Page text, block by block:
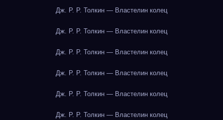
Дж. Р. Р. Толкин — Властелин колец
Дж. Р. Р. Толкин — Властелин колец
Дж. Р. Р. Толкин — Властелин колец
Дж. Р. Р. Толкин — Властелин колец
Дж. Р. Р. Толкин — Властелин колец
Дж. Р. Р. Толкин — Властелин колец